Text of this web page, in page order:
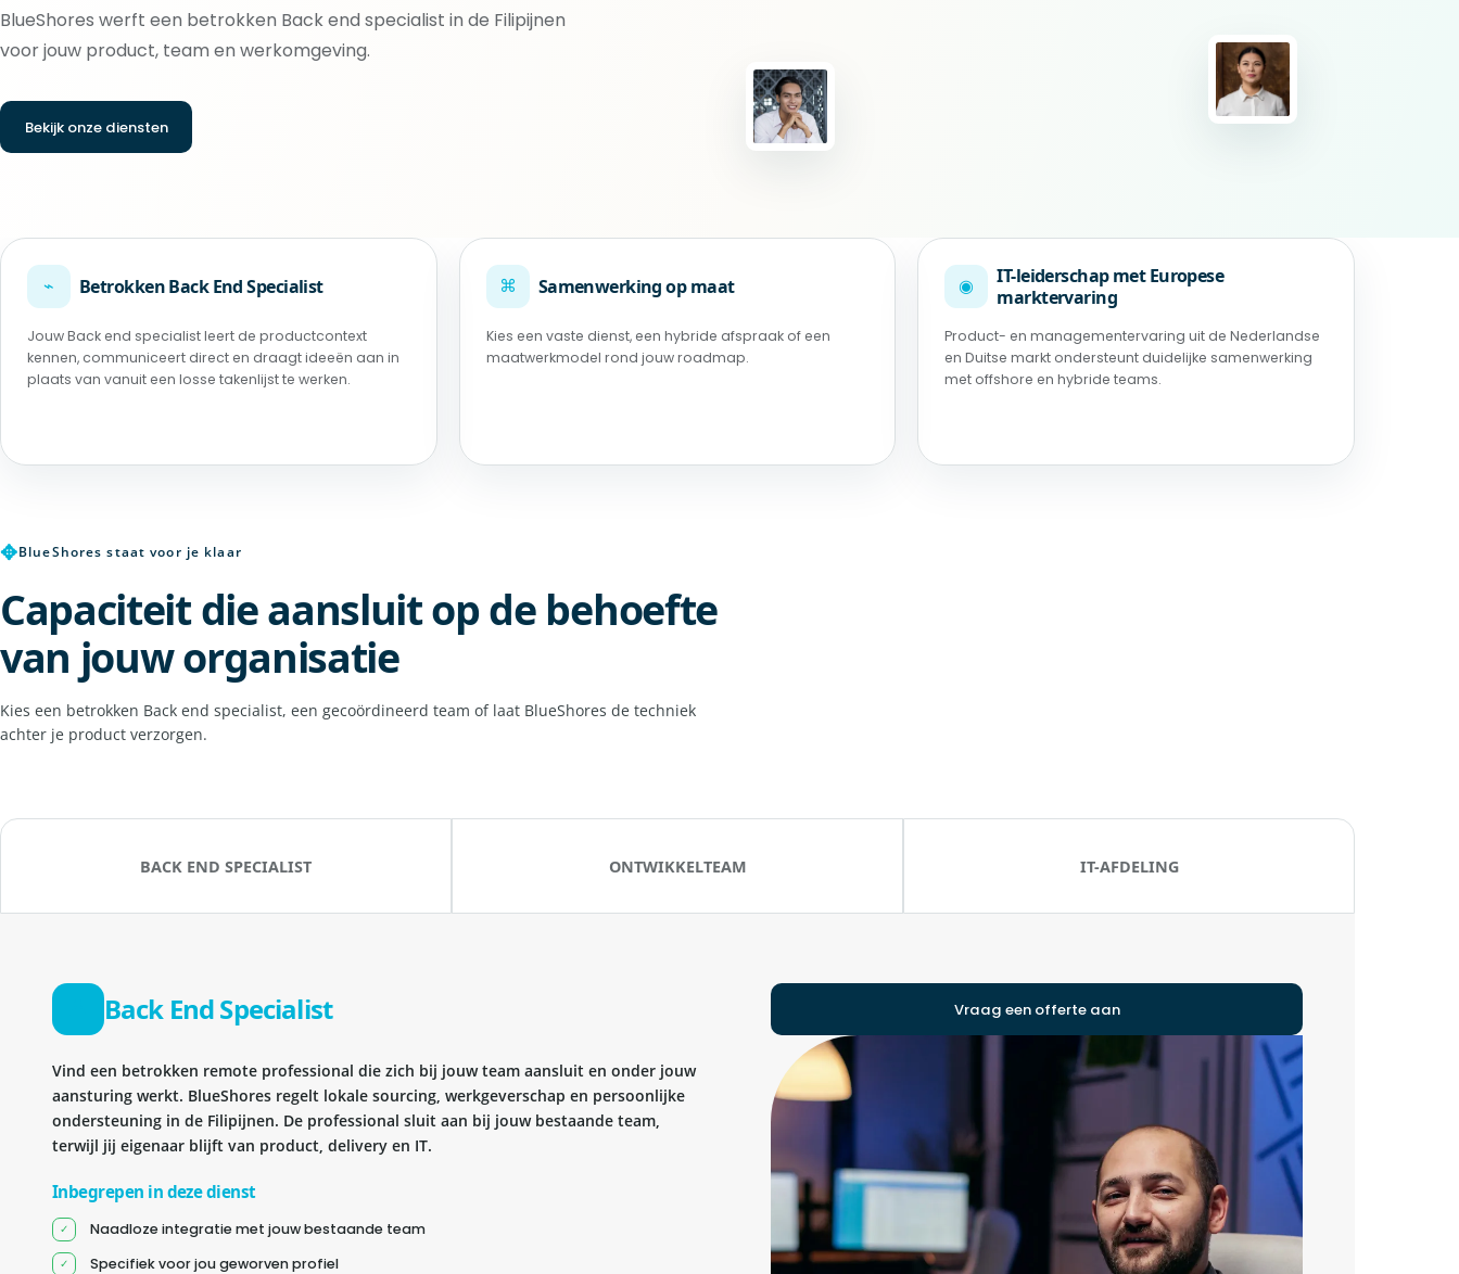
BlueShores werft een betrokken Back end specialist in de Filipijnen
voor jouw product, team en werkomgeving.
Bekijk onze diensten
⌁ Betrokken Back End Specialist
Jouw Back end specialist leert de productcontext
kennen, communiceert direct en draagt ideeën aan in
plaats van vanuit een losse takenlijst te werken.
⌘ Samenwerking op maat
Kies een vaste dienst, een hybride afspraak of een
maatwerkmodel rond jouw roadmap.
◉
IT-leiderschap met Europese
marktervaring
Product- en managementervaring uit de Nederlandse
en Duitse markt ondersteunt duidelijke samenwerking
met offshore en hybride teams.
✥BlueShores staat voor je klaar
Capaciteit die aansluit op de behoefte
van jouw organisatie
Kies een betrokken Back end specialist, een gecoördineerd team of laat BlueShores de techniek
achter je product verzorgen.
BACK END SPECIALIST ONTWIKKELTEAM IT-AFDELING
Back End Specialist
Vind een betrokken remote professional die zich bij jouw team aansluit en onder jouw
aansturing werkt. BlueShores regelt lokale sourcing, werkgeverschap en persoonlijke
ondersteuning in de Filipijnen. De professional sluit aan bij jouw bestaande team,
terwijl jij eigenaar blijft van product, delivery en IT.
Inbegrepen in deze dienst
Naadloze integratie met jouw bestaande team
Specifiek voor jou geworven profiel
Vraag een offerte aan